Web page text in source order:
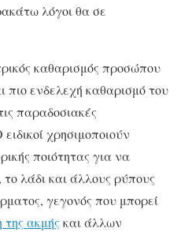
λόγοι θα σε
καθαρισμός προσώπου
πιο ενδελεχή καθαρισμό του
παραδοσιακές
χρησιμοποιούν
ποιότητας για να
λάδι και άλλους ρύπους
γεγονός που μπορεί
ακμής και άλλων